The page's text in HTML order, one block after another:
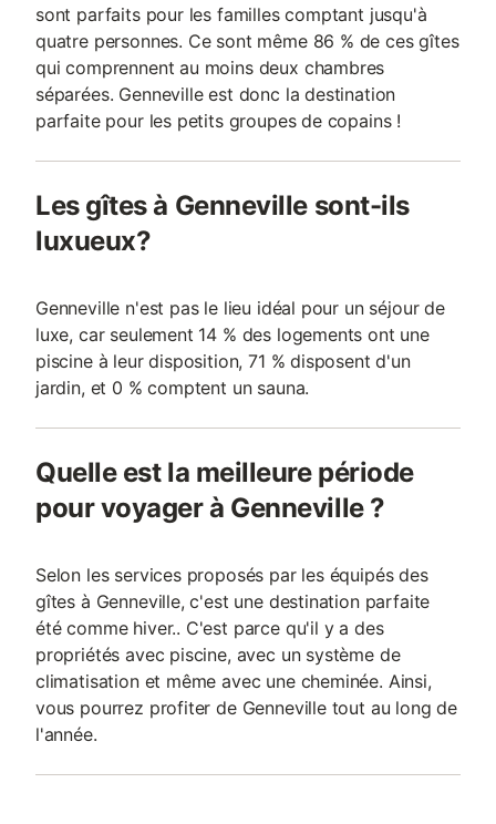
sont parfaits pour les familles comptant jusqu'à
quatre personnes. Ce sont même 86 % de ces gîtes
qui comprennent au moins deux chambres
séparées. Genneville est donc la destination
parfaite pour les petits groupes de copains !
Les gîtes à Genneville sont-ils
luxueux?
Genneville n'est pas le lieu idéal pour un séjour de
luxe, car seulement 14 % des logements ont une
piscine à leur disposition, 71 % disposent d'un
jardin, et 0 % comptent un sauna.
Quelle est la meilleure période
pour voyager à Genneville ?
Selon les services proposés par les équipés des
gîtes à Genneville, c'est une destination parfaite
été comme hiver.. C'est parce qu'il y a des
propriétés avec piscine, avec un système de
climatisation et même avec une cheminée. Ainsi,
vous pourrez profiter de Genneville tout au long de
l'année.